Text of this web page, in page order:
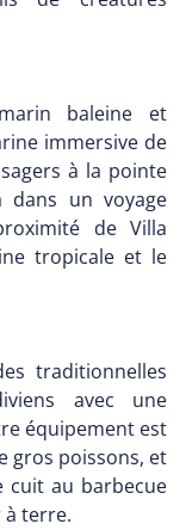
baleine et
immersive de
à la pointe
dans un voyage
de Villa
tropicale et le
traditionnelles
avec une
équipement est
gros poissons, et
cuit au barbecue
terre.